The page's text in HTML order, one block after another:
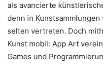
als avancierte
denn in
selten vertreten. Doch
Kunst mobil: App Art
Games und